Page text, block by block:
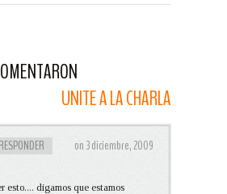
UNITE A LA CHARLA
RESPONDER on 3 diciembre, 2009
esto.... digamos que estamos